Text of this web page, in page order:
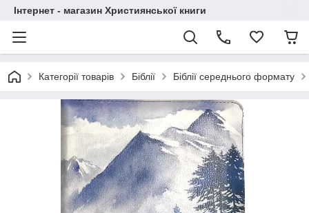
Інтернет - магазин Християнської книги
Категорії товарів Біблії Біблії середнього формату